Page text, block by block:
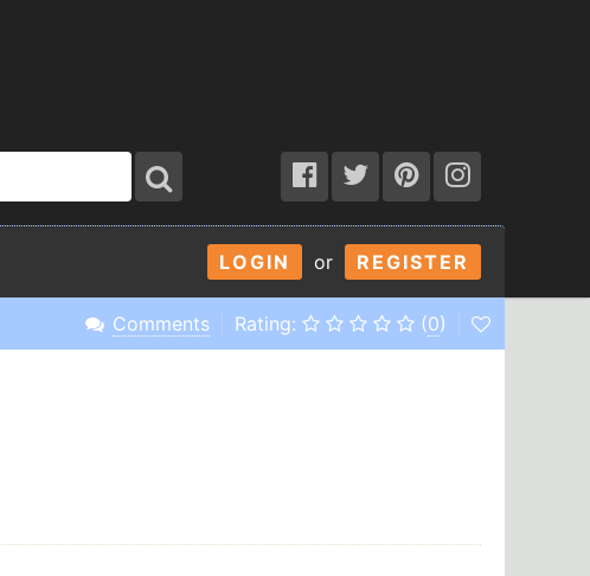
LOGIN or REGISTER
Comments Rating: (0)